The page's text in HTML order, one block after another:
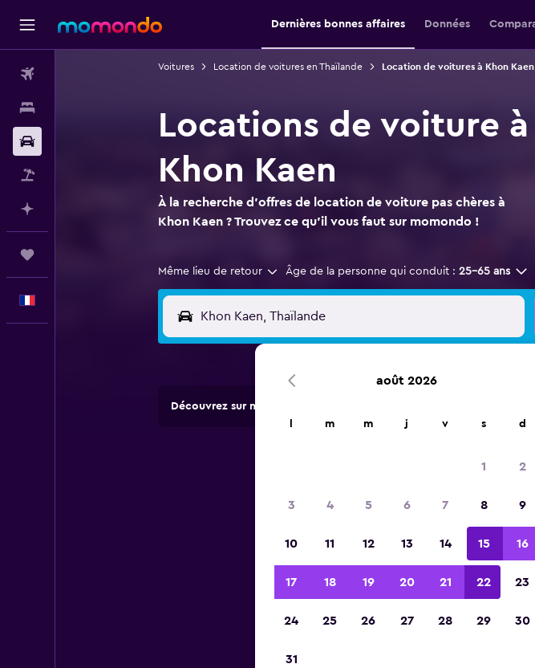
Dernières bonnes affaires Données
Voitures Location de voitures en Thaïlande Location de voitures à Khon Kaen
Locations de voiture
Khon Kaen
À la recherche d'offres de location de voiture pas chères à
Khon Kaen ? Trouvez ce qu'il vous faut sur momondo !
Même lieu de retour Âge de la personne qui conduit : 25-65 ans
Découvrez sur momondo des offres d'agences de location dans
août 2026
m m j v s d
1 2
3 4 5 6 7 8 9
10 11 12 13 14 15 16
17 18 19 20 21 22 23
24 25 26 27 28 29 30
31